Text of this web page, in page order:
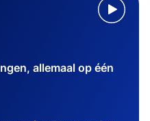
allemaal op één